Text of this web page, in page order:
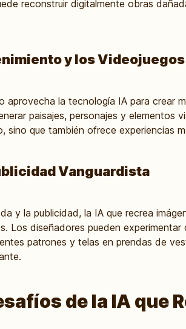
reconstruir digitalmente obras
y los Videojuegos
aprovecha la tecnología IA para crear
paisajes, personajes y elementos
sino que también ofrece experiencias
Vanguardista
y la publicidad, la IA que recrea
Los diseñadores pueden
patrones y telas en prendas de
de la IA que